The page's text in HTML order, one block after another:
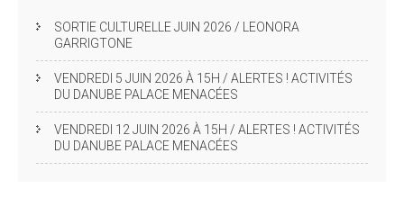
SORTIE CULTURELLE JUIN 2026 / LEONORA
GARRIGTONE
VENDREDI 5 JUIN 2026 À 15H / ALERTES ! ACTIVITÉS
DU DANUBE PALACE MENACÉES
VENDREDI 12 JUIN 2026 À 15H / ALERTES ! ACTIVITÉS
DU DANUBE PALACE MENACÉES